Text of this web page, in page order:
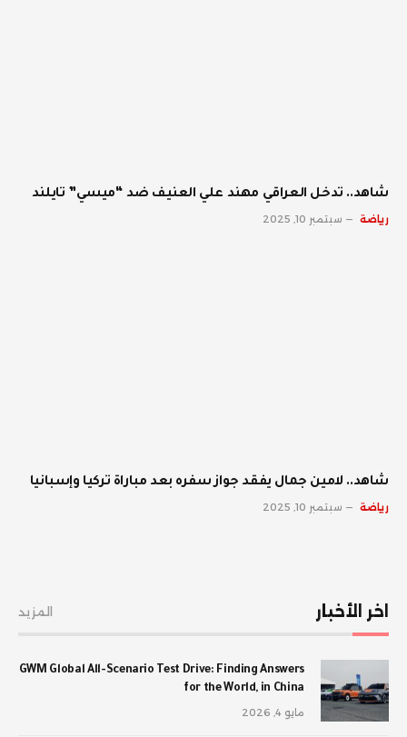
شاهد.. تدخل العراقي مهند علي العنيف ضد “ميسي” تايلند
رياضة سبتمبر 10, 2025
شاهد.. لامين جمال يفقد جواز سفره بعد مباراة تركيا وإسبانيا
رياضة سبتمبر 10, 2025
اخر الأخبار المزيد
GWM Global All-Scenario Test Drive: Finding Answers
for the World, in China
مايو 4, 2026